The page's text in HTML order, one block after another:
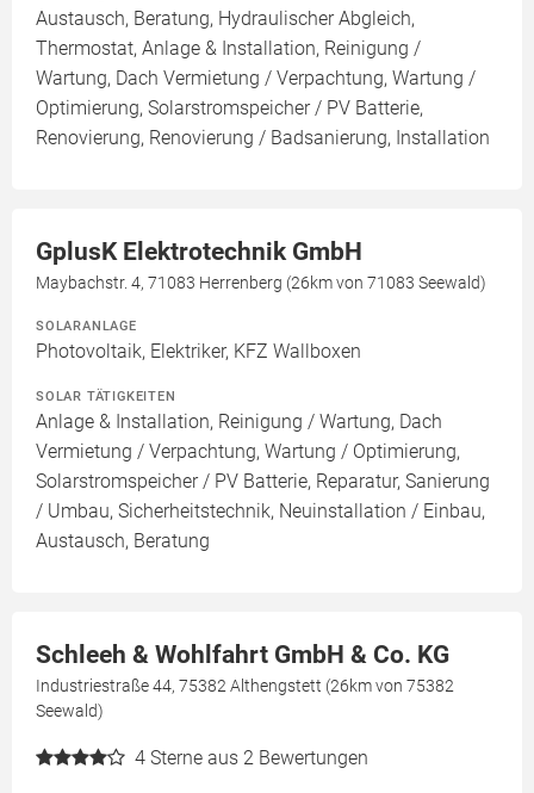
Austausch, Beratung, Hydraulischer Abgleich,
Thermostat, Anlage & Installation, Reinigung /
Wartung, Dach Vermietung / Verpachtung, Wartung /
Optimierung, Solarstromspeicher / PV Batterie,
Renovierung, Renovierung / Badsanierung, Installation
GplusK Elektrotechnik GmbH
Maybachstr. 4, 71083 Herrenberg (26km von 71083 Seewald)
SOLARANLAGE
Photovoltaik, Elektriker, KFZ Wallboxen
SOLAR TÄTIGKEITEN
Anlage & Installation, Reinigung / Wartung, Dach
Vermietung / Verpachtung, Wartung / Optimierung,
Solarstromspeicher / PV Batterie, Reparatur, Sanierung
/ Umbau, Sicherheitstechnik, Neuinstallation / Einbau,
Austausch, Beratung
Schleeh & Wohlfahrt GmbH & Co. KG
Industriestraße 44, 75382 Althengstett (26km von 75382
Seewald)
4 Sterne aus 2 Bewertungen